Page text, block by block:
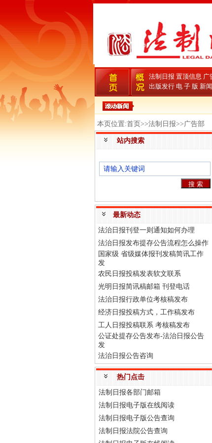
法制日报 置顶信息 广
出版发行 电 子 版 新
本页位置:首页>>法制日报>>广告部
站内搜索
最新动态
法治日报刊登一则通知如何办理
法治日报发布提存公告流程怎么操作
国家级 省级媒体报刊发稿简讯工作
发
农民日报投稿发表软文联系
光明日报简讯稿邮箱 刊登电话
法治日报行政单位考核稿发布
经济日报投稿方式，工作稿发布
工人日报投稿联系 考核稿发布
公证处提存公告发布-法治日报公告
发
法治日报公告咨询
热门点击
法制日报各部门邮箱
法制日报电子版在线阅读
法制日报电子版公告查询
法制日报法院公告查询